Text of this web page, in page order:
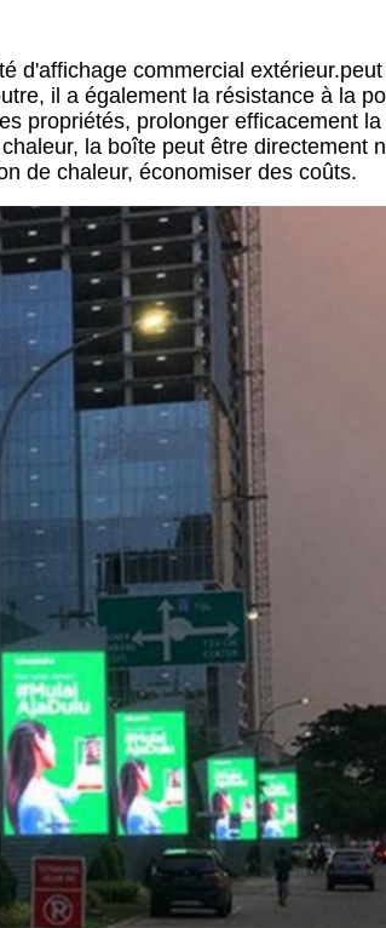
d'affichage commercial
il a également la résistance à la
propriétés, prolonger efficacement
la boîte peut être directement
de chaleur, économiser des coûts.